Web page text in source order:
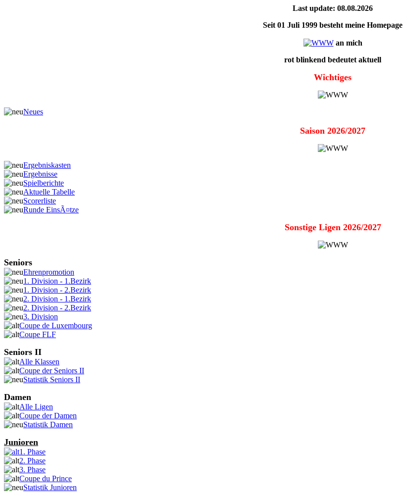
Last update: 08.08.2026
Seit 01 Juli 1999 besteht meine Homepage
an mich
rot blinkend bedeutet aktuell
Wichtiges
Neues
Saison 2026/2027
Ergebniskasten
Ergebnisse
Spielberichte
Aktuelle Tabelle
Scorerliste
Runde EinsÃ¤tze
Sonstige Ligen 2026/2027
Seniors
Ehrenpromotion
1. Division - 1.Bezirk
1. Division - 2.Bezirk
2. Division - 1.Bezirk
2. Division - 2.Bezirk
3. Division
Coupe de Luxembourg
Coupe FLF
Seniors II
Alle Klassen
Coupe der Seniors II
Statistik Seniors II
Damen
Alle Ligen
Coupe der Damen
Statistik Damen
Junioren
1. Phase
2. Phase
3. Phase
Coupe du Prince
Statistik Junioren